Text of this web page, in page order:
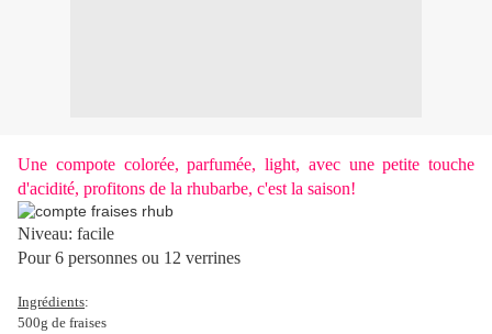
Une compote colorée, parfumée, light, avec une petite touche
d'acidité, profitons de la rhubarbe, c'est la saison!
Niveau: facile
Pour 6 personnes ou 12 verrines
Ingrédients:
500g de fraises